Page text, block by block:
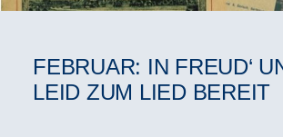
FEBRUAR: IN FREUD‘
LEID ZUM LIED BEREIT